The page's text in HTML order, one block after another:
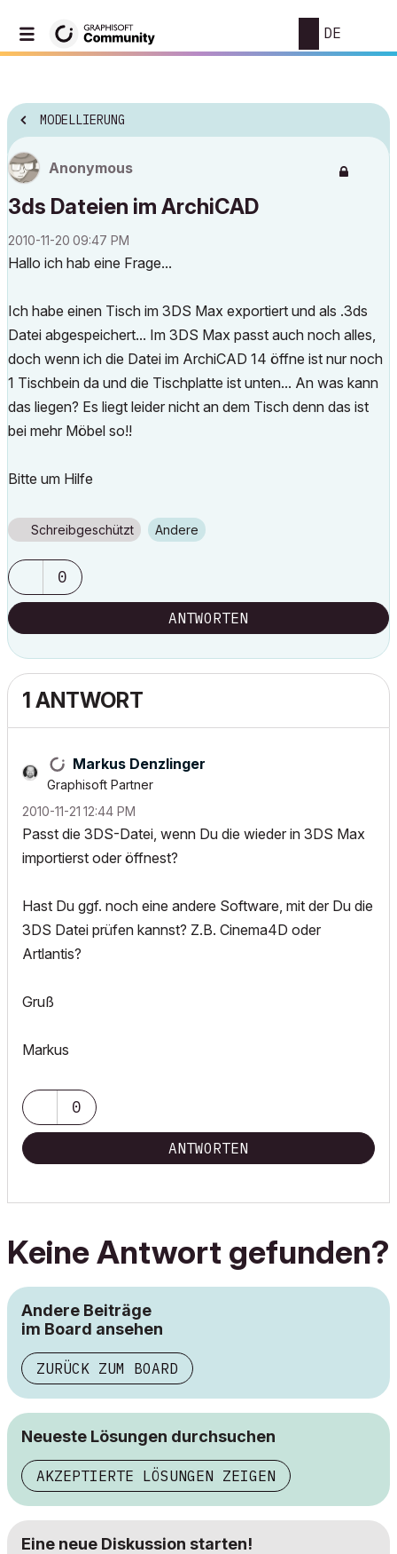
DE
MODELLIERUNG
Anonymous
3ds Dateien im ArchiCAD
‎2010-11-20 09:47 PM
Hallo ich hab eine Frage...
Ich habe einen Tisch im 3DS Max exportiert und als .3ds
Datei abgespeichert... Im 3DS Max passt auch noch alles,
doch wenn ich die Datei im ArchiCAD 14 öffne ist nur noch
1 Tischbein da und die Tischplatte ist unten... An was kann
das liegen? Es liegt leider nicht an dem Tisch denn das ist
bei mehr Möbel so!!
Bitte um Hilfe
Schreibgeschützt Andere
0
ANTWORTEN
1 ANTWORT
Markus Denzlinger
Graphisoft Partner
‎2010-11-21 12:44 PM
Passt die 3DS-Datei, wenn Du die wieder in 3DS Max
importierst oder öffnest?
Hast Du ggf. noch eine andere Software, mit der Du die
3DS Datei prüfen kannst? Z.B. Cinema4D oder
Artlantis?
Gruß
Markus
0
ANTWORTEN
Keine Antwort gefunden?
Andere Beiträge
im Board ansehen
ZURÜCK ZUM BOARD
Neueste Lösungen durchsuchen
AKZEPTIERTE LÖSUNGEN ZEIGEN
Eine neue Diskussion starten!